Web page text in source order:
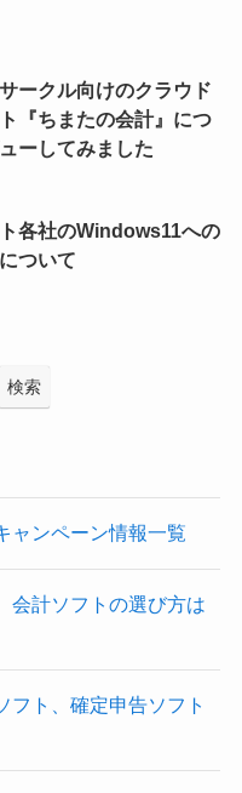
ークル向けのクラウド
『ちまたの会計』につ
ーしてみました
各社のWindows11への
ついて
検索
ャンペーン情報一覧
会計ソフトの選び方は
フト、確定申告ソフト